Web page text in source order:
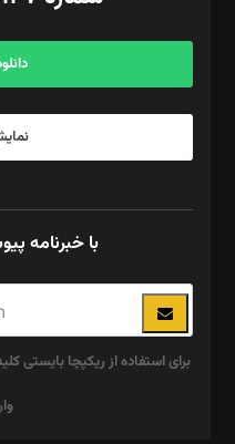
آگهی و مشترکین: ۰۹۱۹۹۹۹۰۴۵۴
با خبرنامه